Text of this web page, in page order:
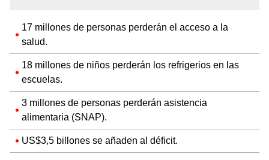
17 millones de personas perderán el acceso a la
salud.
18 millones de niños perderán los refrigerios en las
escuelas.
3 millones de personas perderán asistencia
alimentaria (SNAP).
US$3,5 billones se añaden al déficit.